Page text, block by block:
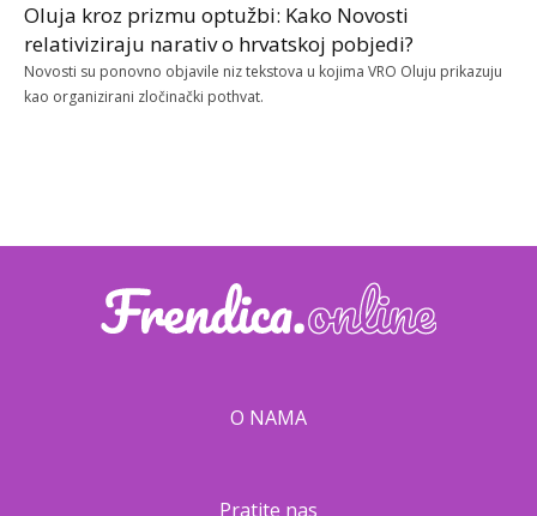
Oluja kroz prizmu optužbi: Kako Novosti
relativiziraju narativ o hrvatskoj pobjedi?
Novosti su ponovno objavile niz tekstova u kojima VRO Oluju prikazuju
kao organizirani zločinački pothvat.
O NAMA
Pratite nas